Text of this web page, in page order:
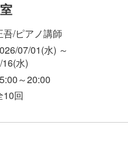
/ピアノ講師
07/01(水) ～
16(水)
～20:00
10回